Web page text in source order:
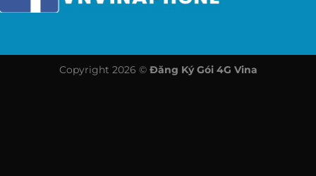
Copyright 2026 © Đăng Ký Gói 4G Vina